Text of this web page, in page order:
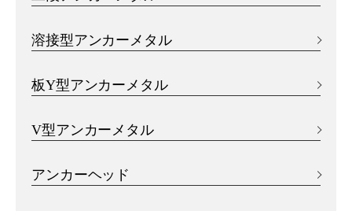
溶接型アンカーメタル
板Y型アンカーメタル
V型アンカーメタル
アンカーヘッド